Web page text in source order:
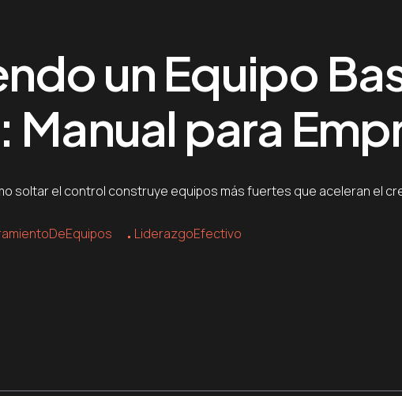
un Equipo
Manual para
soltar el control construye equipos más fuertes que aceleran el
LiderazgoEfectivo